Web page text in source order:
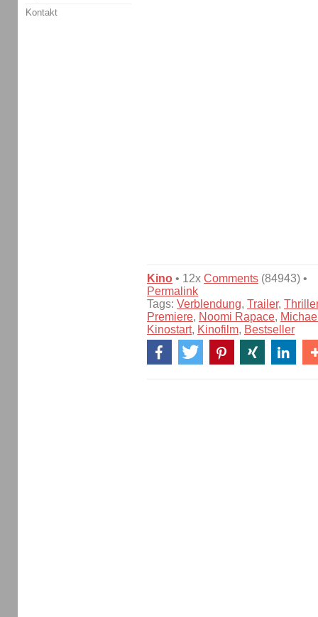
Kino • 12x Comments (84943) •
Permalink
Tags: Verblendung, Trailer, Thriller
Premiere, Noomi Rapace,
Kinostart, Kinofilm, Bestseller
Kontakt